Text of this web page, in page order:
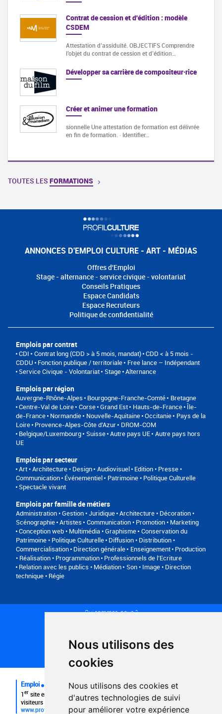
Nous utilisons des
cookies
Nous utilisons des cookies et
d'autres technologies de suivi
pour améliorer votre expérience
Contrat de cession et d'édition : modèle
CSDEM
Attestation d’assiduité. OBJECTIFS Comprendre
l’objet du contrat de cession et d’édition…
Développer sa carrière de compositeur·rice
Créer et animer une formation
sionnelle Une attestation de formation est délivrée
en fin de formation. · Identifier…
TOUTES LES FORMATIONS
ANNONCES D'EMPLOI CULTURE - ART - MÉDIAS
Offres d'Emploi
Stage - alternance - service civique - volontariat
Conseils Pratiques
Espace Candidats
Espace Recruteurs
Politique de confidentialité
Emplois par contrat
CDI Contrat long (CDD > à 5 mois, mandat) CDD < à 5 mois -
CDDU
Fonction publique / territoriale
Free lance – Indépendant
Service Civique - Volontariat
Stage Alternance
Emplois par région
Auvergne-Rhône-Alpes Bourgogne-Franche-Comté
Bretagne
Centre-Val de Loire Corse Grand Est Hauts-de-France Île-
de-France Normandie Nouvelle-Aquitaine Occitanie
Pays de la
Loire Provence-Alpes-Côte d'Azur
DROM-COM
Belgique/Luxembourg
Suisse Autre pays UE Autre pays hors
UE
Emplois par secteur
Art • Architecture • Design Audiovisuel Edition • Presse •
Communication Événementiel
Patrimoine • Politique Culturelle
Spectacle vivant
Emplois par famille de métiers
Administration • Gestion • Juridique Architecture • Décoration •
Scénographie Artistes
Communication • Promotion • Marketing
Conception web • Multimédia • Graphisme Conservation du
Patrimoine • Politique Culturelle Diffusion • Distribution •
Commercialisation Direction générale Enseignement Production
• Réalisation • Programmation Professionnels de l’Ecriture
Relation avec les publics • Médiation
Son • Image • Direction
technique • Régie
Qui sommes-nous ?
Plan du site
FAQ recruteurs
FAQ
Emploi
1er site emploi du secteur culturel 784.000 visites et 230.000
visiteurs uniques par mois.
www.profilculture.com